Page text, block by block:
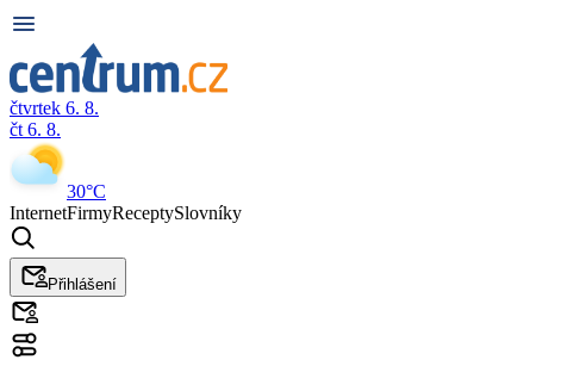
čtvrtek 6. 8.
čt 6. 8.
30°C
InternetFirmyReceptySlovníky
Přihlášení